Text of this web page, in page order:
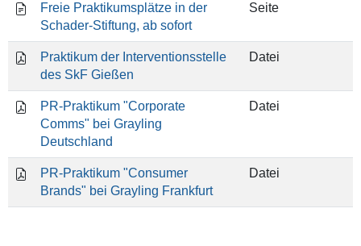
Freie Praktikumsplätze in der
Schader-Stiftung, ab sofort
Seite
Praktikum der Interventionsstelle
des SkF Gießen
Datei
PR-Praktikum "Corporate
Comms" bei Grayling
Deutschland
Datei
PR-Praktikum "Consumer
Brands" bei Grayling Frankfurt
Datei